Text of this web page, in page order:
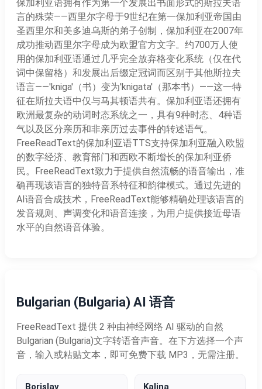
保加利亚语拥有作为第一个发展出书面形式的斯拉夫语
言的殊荣——西里尔字母于9世纪在第一保加利亚帝国由
圣西里尔和美多迪乌斯的弟子创制，保加利亚在2007年
成功推动西里尔字母成为欧盟官方文字。约700万人使
用的保加利亚语通过几乎完全放弃格变化系统（仅在代
词中保留格）和发展出后缀定冠词而区别于其他斯拉夫
语言——'kniga'（书）变为'knigata'（那本书）——这一特
征在斯拉夫语中仅与马其顿语共有。保加利亚语还拥有
欧洲最复杂的动词时态系统之一，具有9种时态、4种语
气以及区分亲历和非亲历过去事件的转述语气。
FreeReadText的保加利亚语TTS支持保加利亚融入欧盟
的数字经济、教育部门和西欧不断增长的保加利亚侨
民。FreeReadText致力于提供自然流畅的语音输出，准
确再现该语言的独特音系特征和韵律模式。通过先进的
AI语音合成技术，FreeReadText能够精确处理该语言的
发音规则、声调变化和语音连接，为用户提供接近母语
水平的自然语音体验。
Bulgarian (Bulgaria) AI 语音
FreeReadText 提供 2 种由神经网络 AI 驱动的自然
Bulgarian (Bulgaria)文字转语音声音。在下方选择一个声
音，输入或粘贴文本，即可免费下载 MP3，无需注册。
Borislav Kalina